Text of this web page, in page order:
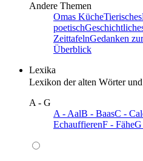
Andere Themen
Omas KücheTierisches
poetisch
ZeittafelnGedanken
Überblick
Lexika
Lexikon der alten Wörter
A - G
A - AalB - BaasC -
EchauffierenF - FäheG